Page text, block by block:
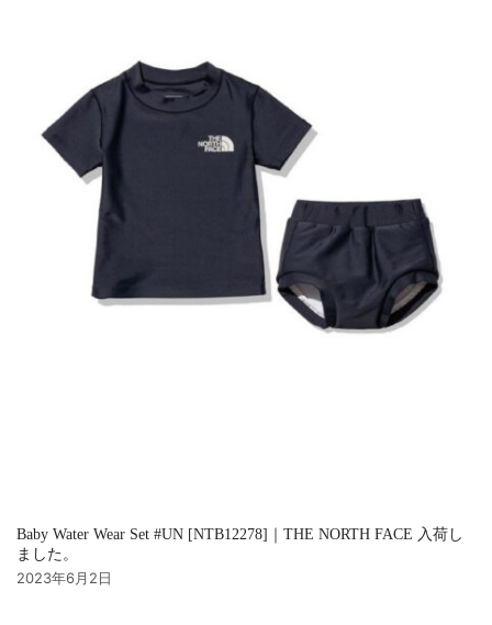
Baby Water Wear Set #UN [NTB12278]｜THE NORTH FACE 入荷し
ました。
2023年6月2日